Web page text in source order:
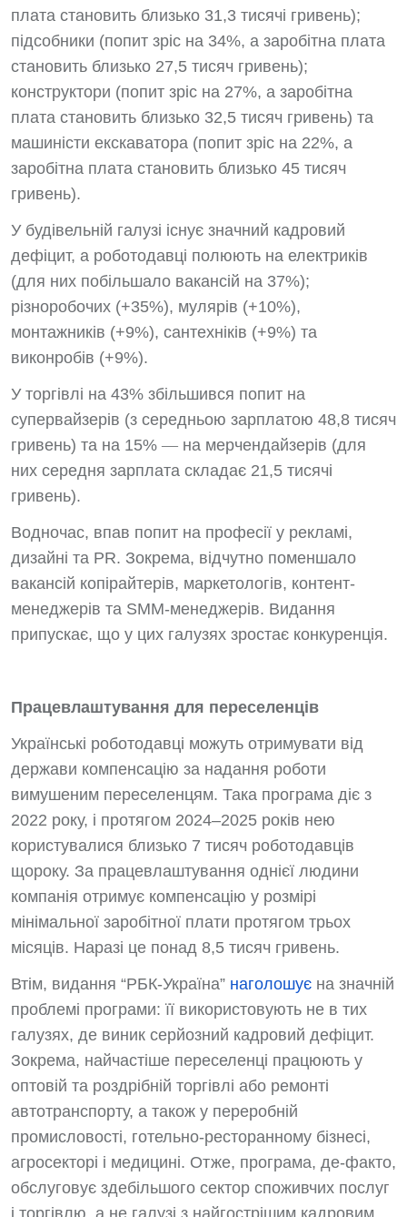
плата становить близько 31,3 тисячі гривень);
підсобники (попит зріс на 34%, а заробітна плата
становить близько 27,5 тисяч гривень);
конструктори (попит зріс на 27%, а заробітна
плата становить близько 32,5 тисяч гривень) та
машиністи екскаватора (попит зріс на 22%, а
заробітна плата становить близько 45 тисяч
гривень).
У будівельній галузі існує значний кадровий
дефіцит, а роботодавці полюють на електриків
(для них побільшало вакансій на 37%);
різноробочих (+35%), мулярів (+10%),
монтажників (+9%), сантехніків (+9%) та
виконробів (+9%).
У торгівлі на 43% збільшився попит на
супервайзерів (з середньою зарплатою 48,8 тисяч
гривень) та на 15% — на мерчендайзерів (для
них середня зарплата складає 21,5 тисячі
гривень).
Водночас, впав попит на професії у рекламі,
дизайні та PR. Зокрема, відчутно поменшало
вакансій копірайтерів, маркетологів, контент-
менеджерів та SMM-менеджерів. Видання
припускає, що у цих галузях зростає конкуренція.
Працевлаштування для переселенців
Українські роботодавці можуть отримувати від
держави компенсацію за надання роботи
вимушеним переселенцям. Така програма діє з
2022 року, і протягом 2024–2025 років нею
користувалися близько 7 тисяч роботодавців
щороку. За працевлаштування однієї людини
компанія отримує компенсацію у розмірі
мінімальної заробітної плати протягом трьох
місяців. Наразі це понад 8,5 тисяч гривень.
Втім, видання “РБК-Україна” наголошує на значній
проблемі програми: її використовують не в тих
галузях, де виник серйозний кадровий дефіцит.
Зокрема, найчастіше переселенці працюють у
оптовій та роздрібній торгівлі або ремонті
автотранспорту, а також у переробній
промисловості, готельно-ресторанному бізнесі,
агросекторі і медицині. Отже, програма, де-факто,
обслуговує здебільшого сектор споживчих послуг
і торгівлю, а не галузі з найгострішим кадровим